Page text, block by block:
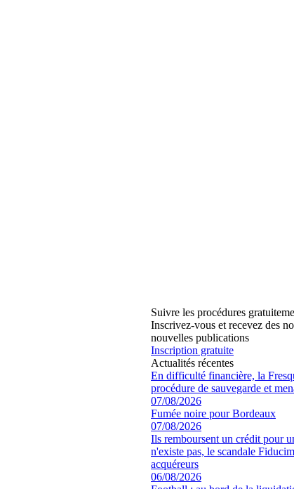
Suivre les procédures
Inscrivez-vous et recevez des
nouvelles publications
Inscription gratuite
Actualités récentes
En difficulté financière, la
procédure de sauvegarde et
07/08/2026
Fumée noire pour Bordeaux
07/08/2026
Ils remboursent un crédit pour
n'existe pas, le scandale
acquéreurs
06/08/2026